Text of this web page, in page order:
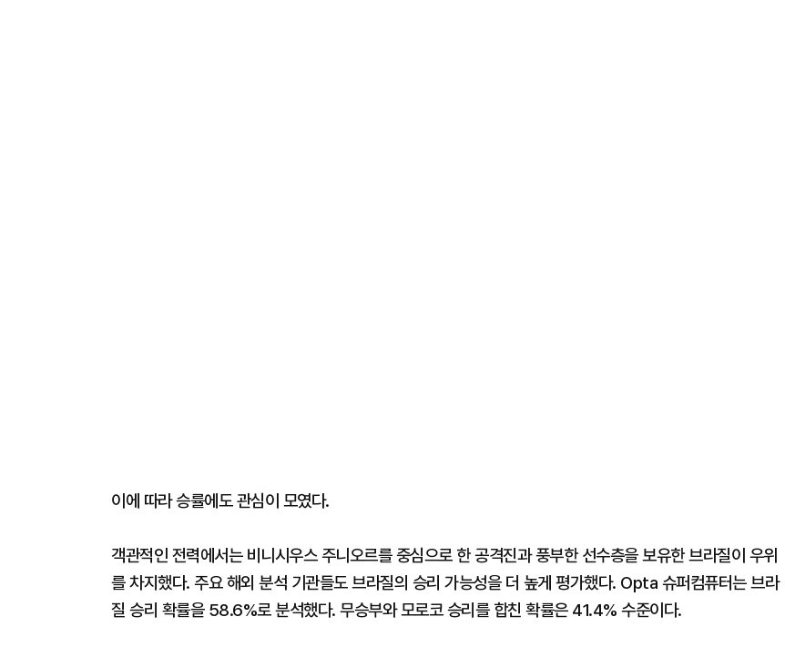
이에 따라 승률에도 관심이 모였다.
객관적인 전력에서는 비니시우스 주니오르를 중심으로 한 공격진과 풍부한 선수층을 보유한 브라질이 우위
를 차지했다. 주요 해외 분석 기관들도 브라질의 승리 가능성을 더 높게 평가했다. Opta 슈퍼컴퓨터는 브라
질 승리 확률을 58.6%로 분석했다. 무승부와 모로코 승리를 합친 확률은 41.4% 수준이다.